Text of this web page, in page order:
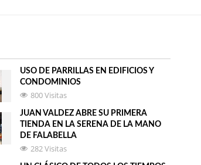
USO DE PARRILLAS EN EDIFICIOS Y
CONDOMINIOS
800 Visitas
JUAN VALDEZ ABRE SU PRIMERA
TIENDA EN LA SERENA DE LA MANO
DE FALABELLA
282 Visitas